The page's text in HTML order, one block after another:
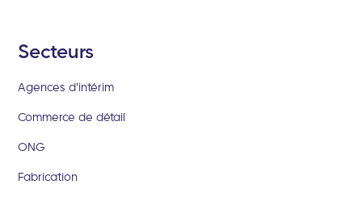
Secteurs
Agences d'intérim
Commerce de détail
ONG
Fabrication